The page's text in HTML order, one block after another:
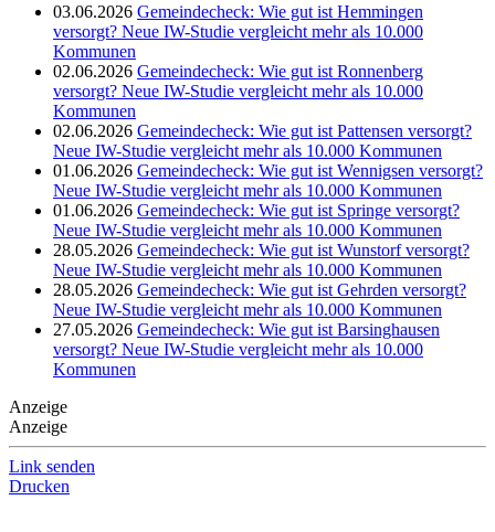
03.06.2026 Gemeindecheck: Wie gut ist Hemmingen
versorgt? Neue IW-Studie vergleicht mehr als 10.000
Kommunen
02.06.2026 Gemeindecheck: Wie gut ist Ronnenberg
versorgt? Neue IW-Studie vergleicht mehr als 10.000
Kommunen
02.06.2026 Gemeindecheck: Wie gut ist Pattensen versorgt?
Neue IW-Studie vergleicht mehr als 10.000 Kommunen
01.06.2026 Gemeindecheck: Wie gut ist Wennigsen versorgt?
Neue IW-Studie vergleicht mehr als 10.000 Kommunen
01.06.2026 Gemeindecheck: Wie gut ist Springe versorgt?
Neue IW-Studie vergleicht mehr als 10.000 Kommunen
28.05.2026 Gemeindecheck: Wie gut ist Wunstorf versorgt?
Neue IW-Studie vergleicht mehr als 10.000 Kommunen
28.05.2026 Gemeindecheck: Wie gut ist Gehrden versorgt?
Neue IW-Studie vergleicht mehr als 10.000 Kommunen
27.05.2026 Gemeindecheck: Wie gut ist Barsinghausen
versorgt? Neue IW-Studie vergleicht mehr als 10.000
Kommunen
Anzeige
Anzeige
Link senden
Drucken